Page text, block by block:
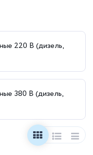
220 В (дизель,
380 В (дизель,